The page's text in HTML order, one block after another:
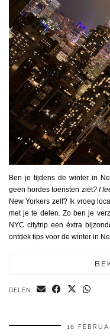
Ben je tijdens de winter in
geen hordes toeristen ziet? I
New Yorkers zelf? Ik vroeg
met je te delen. Zo ben je
NYC citytrip een éxtra
ontdek tips voor de winter in
DELEN
18